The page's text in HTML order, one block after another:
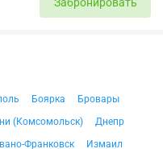
Боярка
Бровары
(Комсомольск)
Днепр
Франковск
Измаил